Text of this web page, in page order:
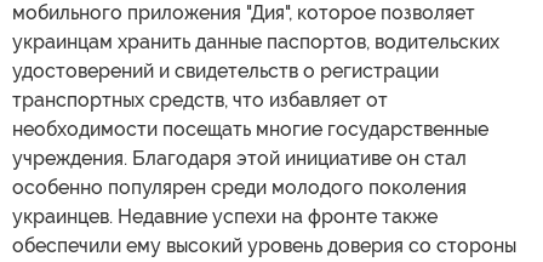
мобильного приложения "Дия", которое позволяет
украинцам хранить данные паспортов, водительских
удостоверений и свидетельств о регистрации
транспортных средств, что избавляет от
необходимости посещать многие государственные
учреждения. Благодаря этой инициативе он стал
особенно популярен среди молодого поколения
украинцев. Недавние успехи на фронте также
обеспечили ему высокий уровень доверия со стороны